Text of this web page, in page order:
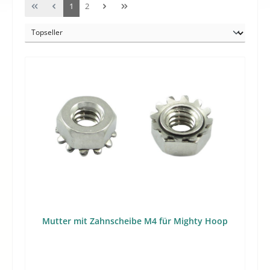
Seite
1 Seite
2
Mutter mit Zahnscheibe M4 für Mighty Hoop